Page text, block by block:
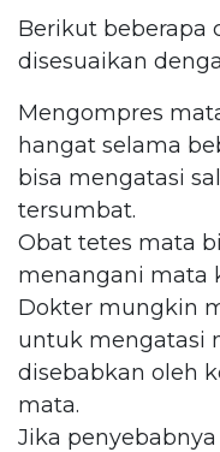
Berikut beberapa
disesuaikan
Mengompres
hangat selama
bisa mengatasi
tersumbat.
Obat tetes mata
menangani mata
Dokter mungkin
untuk mengatasi
disebabkan oleh
mata.
Jika